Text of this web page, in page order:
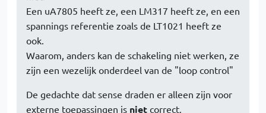
Een uA7805 heeft ze, een LM317 heeft ze, en een
spannings referentie zoals de LT1021 heeft ze
ook.
Waarom, anders kan de schakeling niet werken, ze
zijn een wezelijk onderdeel van de "loop control"
De gedachte dat sense draden er alleen zijn voor
externe toepassingen is niet correct.